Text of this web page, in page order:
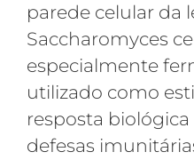
parede celular da
Saccharomyces
especialmente
utilizado como
resposta
defesas